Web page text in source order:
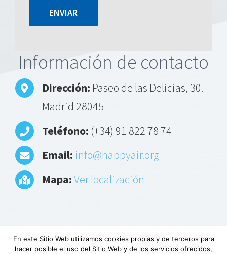
Información de contacto
Dirección: Paseo de las Delicias, 30.
Madrid 28045
Teléfono: (+34) 91 822 78 74
Email: info@happyair.org
Mapa:Ver localización
En este Sitio Web utilizamos cookies propias y de terceros para
hacer posible el uso del Sitio Web y de los servicios ofrecidos,